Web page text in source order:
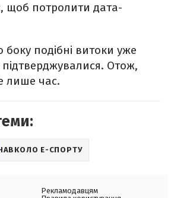
щоб потролити дата-
боку подібні витоки уже
Отож,
лише час.
Е-СПОРТУ
Рекламодавцям